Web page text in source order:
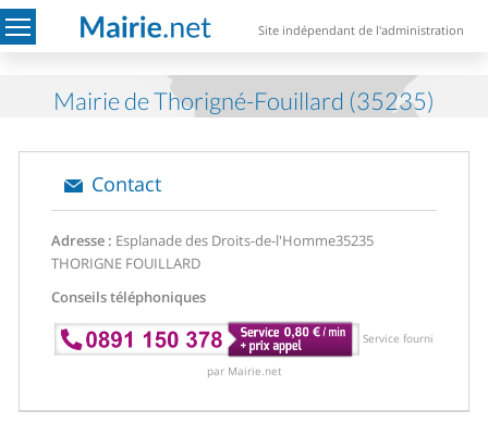
Site indépendant de l'administration
Mairie de Thorigné-Fouillard (35235)
Contact
Adresse : Esplanade des Droits-de-l'Homme35235
THORIGNE FOUILLARD
Conseils téléphoniques
Service fourni
par Mairie.net